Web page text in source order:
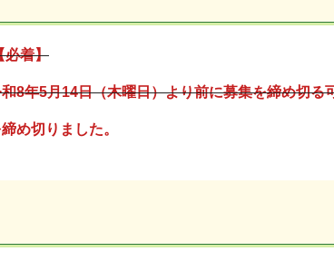
必着】
8年5月14日（木曜日）より前に募集を締め切る
め切りました。